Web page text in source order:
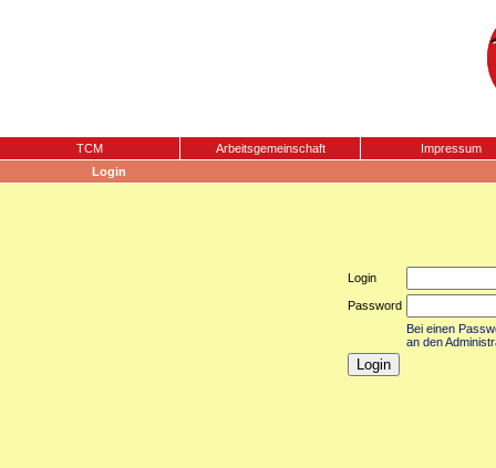
TCM Arbeitsgemeinschaft
Impressum
Login
Login
Password
Bei einen
an den